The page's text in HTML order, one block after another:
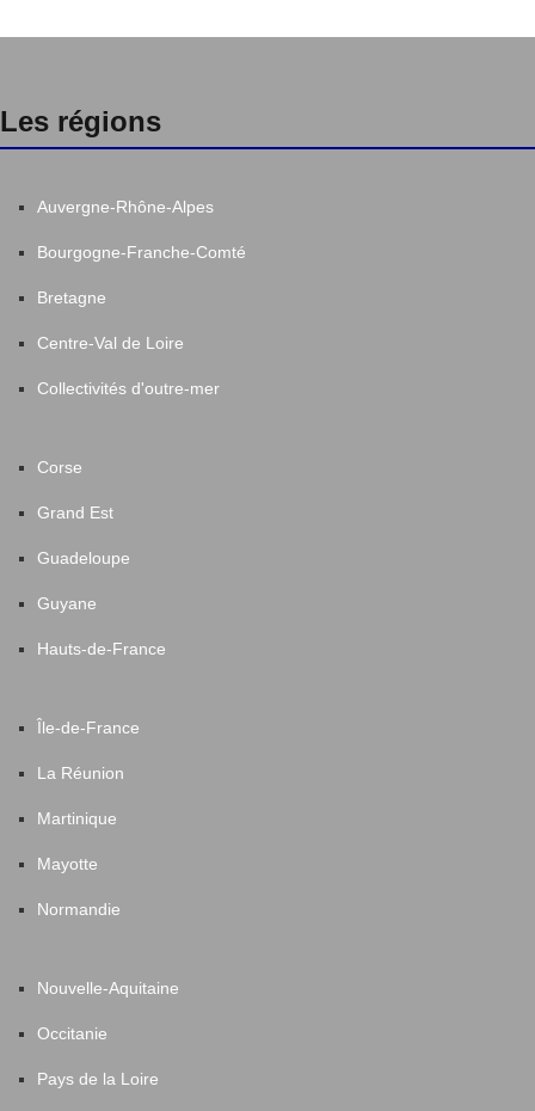
Les régions
Auvergne-Rhône-Alpes
Bourgogne-Franche-Comté
Bretagne
Centre-Val de Loire
Collectivités d'outre-mer
Corse
Grand Est
Guadeloupe
Guyane
Hauts-de-France
Île-de-France
La Réunion
Martinique
Mayotte
Normandie
Nouvelle-Aquitaine
Occitanie
Pays de la Loire